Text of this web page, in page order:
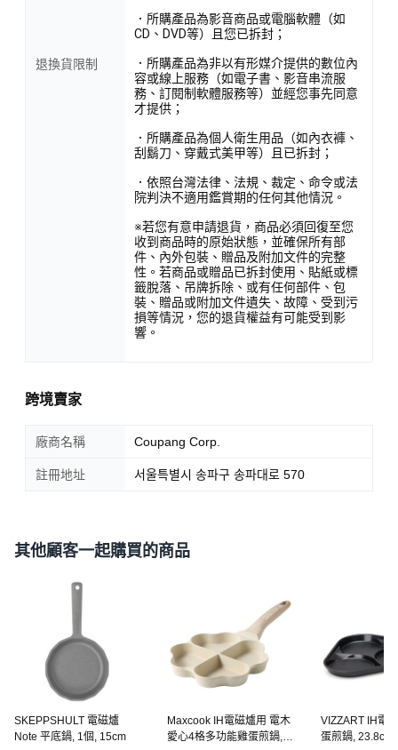
退換貨限制
．所購產品為影音商品或電腦軟體（如
CD、DVD等）且您已拆封；
．所購產品為非以有形媒介提供的數位內
容或線上服務（如電子書、影音串流服
務、訂閱制軟體服務等）並經您事先同意
才提供；
．所購產品為個人衛生用品（如內衣褲、
刮鬍刀、穿戴式美甲等）且已拆封；
．依照台灣法律、法規、裁定、命令或法
院判決不適用鑑賞期的任何其他情況。
※若您有意申請退貨，商品必須回復至您
收到商品時的原始狀態，並確保所有部
件、內外包裝、贈品及附加文件的完整
性。若商品或贈品已拆封使用、貼紙或標
籤脫落、吊牌拆除、或有任何部件、包
裝、贈品或附加文件遺失、故障、受到污
損等情況，您的退貨權益有可能受到影
響。
跨境賣家
廠商名稱 Coupang Corp.
註冊地址 서울특별시 송파구 송파대로 570
其他顧客一起購買的商品
SKEPPSHULT 電磁爐
Note 平底鍋, 1個, 15cm
Maxcook IH電磁爐用 電木
愛心4格多功能雞蛋煎鍋, 1
VIZZART IH電
蛋煎鍋,